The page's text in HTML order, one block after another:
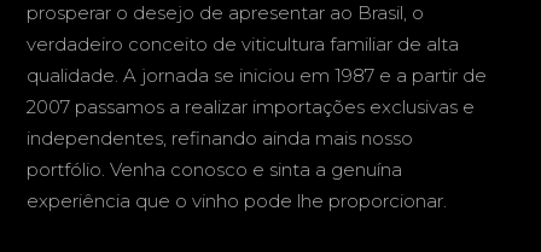
prosperar o desejo de apresentar ao Brasil, o
verdadeiro conceito de viticultura familiar de alta
qualidade. A jornada se iniciou em 1987 e a partir de
2007 passamos a realizar importações exclusivas e
independentes, refinando ainda mais nosso
portfólio. Venha conosco e sinta a genuína
experiência que o vinho pode lhe proporcionar.